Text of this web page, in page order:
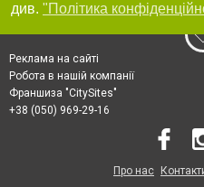
див. "Політика
Реклама на сайті
Робота в нашій компанії
Франшиза "CitySites"
+38 (050) 969-29-16
Про нас